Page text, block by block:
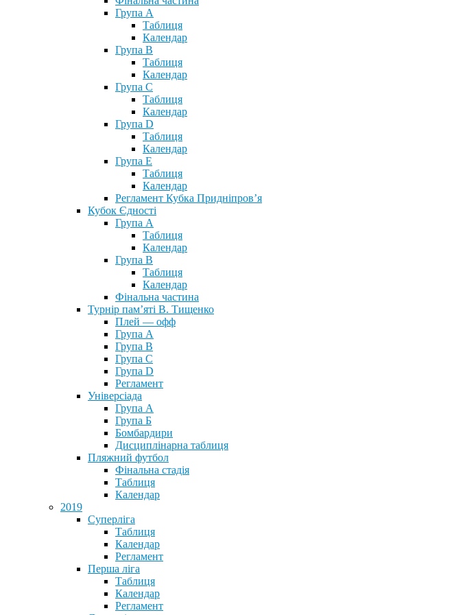
Група А
Таблиця
Календар
Група В
Таблиця
Календар
Група С
Таблиця
Календар
Група D
Таблиця
Календар
Група Е
Таблиця
Календар
Регламент Кубка Придніпров’я
Кубок Єдності
Група А
Таблиця
Календар
Група В
Таблиця
Календар
Фінальна частина
Турнір пам’яті В. Тищенко
Плей — офф
Група А
Група B
Група С
Група D
Регламент
Універсіада
Група А
Група Б
Бомбардири
Дисциплінарна таблиця
Пляжний футбол
Фінальна стадія
Таблиця
Календар
2019
Суперліга
Таблиця
Календар
Регламент
Перша ліга
Таблиця
Календар
Регламент